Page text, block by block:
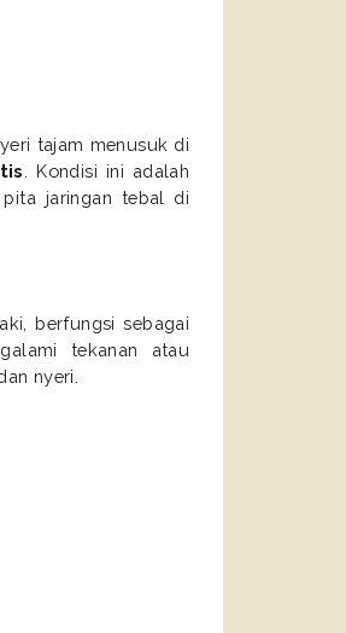
tajam menusuk di
. Kondisi ini adalah
jaringan tebal di
berfungsi sebagai
tekanan atau
nyeri.